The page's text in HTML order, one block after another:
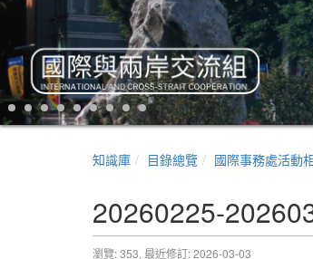
知識庫 目錄總覽 國際事務處活動
20260225-
瀏覽: 353, 最近修訂: 2026-03-03